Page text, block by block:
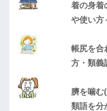
着の身着
や使い方
帳尻を合
方・類義
臍を噛む
類語を分